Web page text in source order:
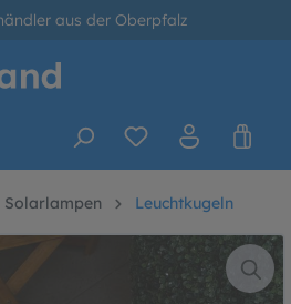
aus der Oberpfalz
kostenlose Retoure
Solarlampen Leuchtkugeln